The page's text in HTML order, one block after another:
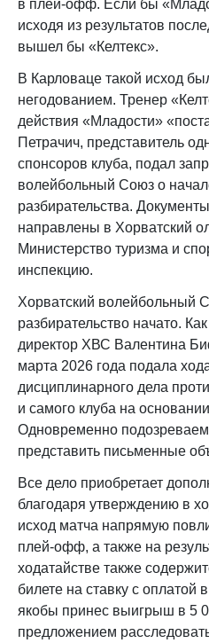
в плей-офф. Если бы
исходя из результатов
вышел бы «Келтекс».
В Карловаце такой исход
негодованием. Тренер
действия «Младости»
Петрачич, представитель
спонсоров клуба, подал
волейбольный Союз о
разбирательства.
направлены в Хорватский
Министерство туризма и
инспекцию.
Хорватский волейбольный
разбирательство начато.
директор ХВС Валентина
марта 2026 года подала
дисциплинарного дела
и самого клуба на
Одновременно
представить письменные
Все дело приобретает
благодаря утверждению в
исход матча напрямую
плей-офф, а также на
ходатайстве также
билете на ставку с оплатой
якобы принес выигрыш в 5
предложением